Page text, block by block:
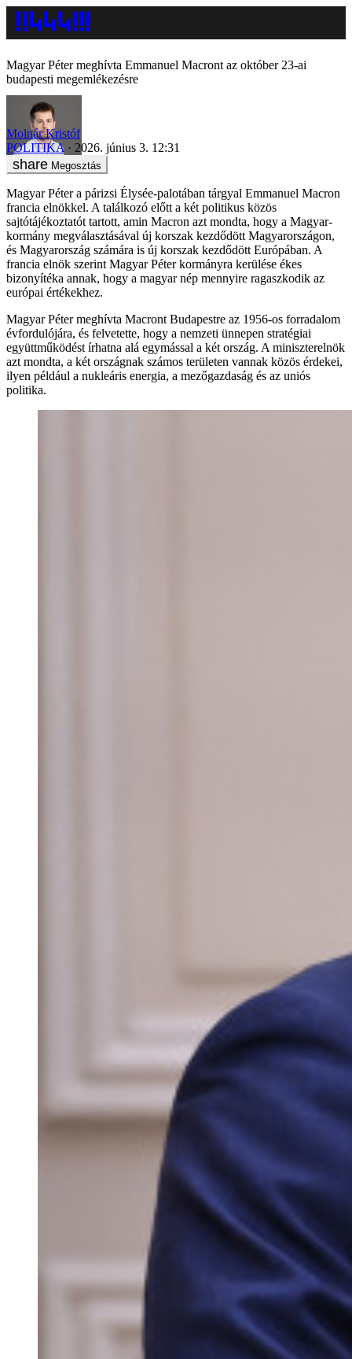
Magyar Péter meghívta Emmanuel Macront az október 23-ai
budapesti megemlékezésre
Molnár Kristóf
POLITIKA
2026. június 3. 12:31
Megosztás
Magyar Péter a párizsi Élysée-palotában tárgyal Emmanuel Macron
francia elnökkel. A találkozó előtt a két politikus közös
sajtótájékoztatót tartott, amin Macron azt mondta, hogy a Magyar-
kormány megválasztásával új korszak kezdődött Magyarországon,
és Magyarország számára is új korszak kezdődött Európában. A
francia elnök szerint Magyar Péter kormányra kerülése ékes
bizonyítéka annak, hogy a magyar nép mennyire ragaszkodik az
európai értékekhez.
Magyar Péter meghívta Macront Budapestre az 1956-os forradalom
évfordulójára, és felvetette, hogy a nemzeti ünnepen stratégiai
együttműködést írhatna alá egymással a két ország. A miniszterelnök
azt mondta, a két országnak számos területen vannak közös érdekei,
ilyen például a nukleáris energia, a mezőgazdaság és az uniós
politika.